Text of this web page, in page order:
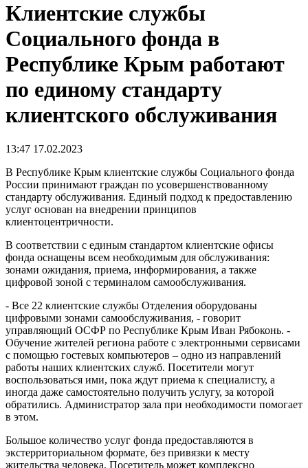
Клиентские службы
Социального фонда в
Республике Крым работают
по единому стандарту
клиентского обслуживания
13:47 17.02.2023
В Республике Крым клиентские службы Социального фонда
России принимают граждан по усовершенствованному
стандарту обслуживания. Единый подход к предоставлению
услуг основан на внедрении принципов
клиентоцентричности.
В соответствии с единым стандартом клиентские офисы
фонда оснащены всем необходимым для обслуживания:
зонами ожидания, приема, информирования, а также
цифровой зоной с терминалом самообслуживания.
- Все 22 клиентские службы Отделения оборудованы
цифровыми зонами самообслуживания, - говорит
управляющий ОСФР по Республике Крым Иван Рябоконь. -
Обучение жителей региона работе с электронными сервисами
с помощью гостевых компьютеров – одно из направлений
работы наших клиентских служб. Посетители могут
воспользоваться ими, пока ждут приема к специалисту, а
иногда даже самостоятельно получить услугу, за которой
обратились. Администратор зала при необходимости помогает
в этом.
Большое количество услуг фонда предоставляются в
экстерриториальном формате, без привязки к месту
жительства человека. Посетитель может комплексно